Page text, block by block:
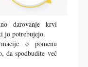
darovanje krvi
jo potrebujejo.
o pomenu
da spodbudite več